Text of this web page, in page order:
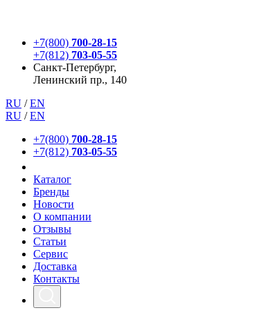
+7(800) 700-28-15
+7(812) 703-05-55
Санкт-Петербург,
Ленинский пр., 140
RU / EN
RU / EN
+7(800) 700-28-15
+7(812) 703-05-55
Каталог
Бренды
Новости
О компании
Отзывы
Статьи
Сервис
Доставка
Контакты